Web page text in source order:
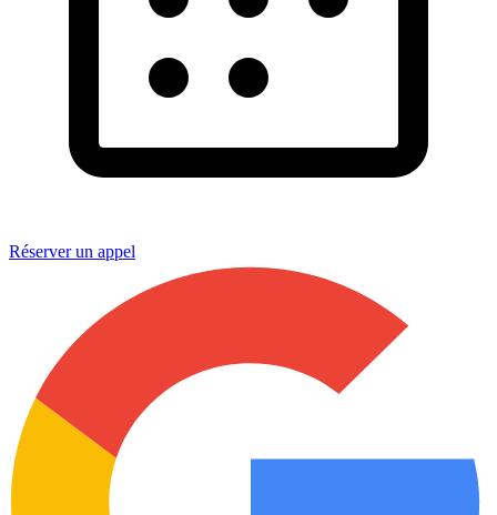
Réserver un appel